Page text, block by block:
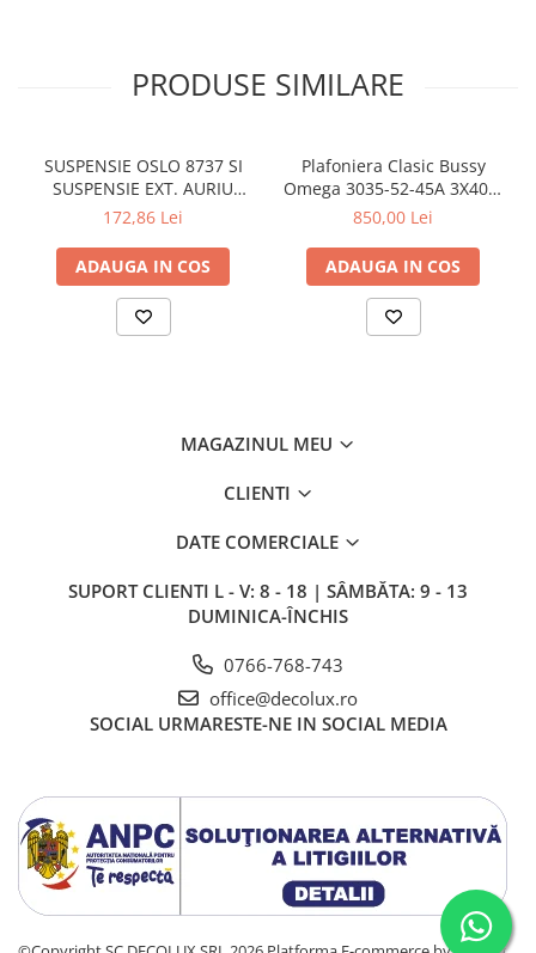
PRODUSE SIMILARE
SUSPENSIE OSLO 8737 SI
SUSPENSIE EXT. AURIU
ANTIC TRANSPARENT E27
172,86 Lei
ADAUGA IN COS
Plafoniera Clasic Bussy
Omega 3035-52-45A 3X40W
E27
850,00 Lei
ADAUGA IN COS
MAGAZINUL MEU
CLIENTI
DATE COMERCIALE
SUPORT CLIENTI L - V: 8 - 18 | SÂMBĂTA: 9 - 13
DUMINICA-ÎNCHIS
0766-768-743
office@decolux.ro
SOCIAL URMARESTE-NE IN SOCIAL MEDIA